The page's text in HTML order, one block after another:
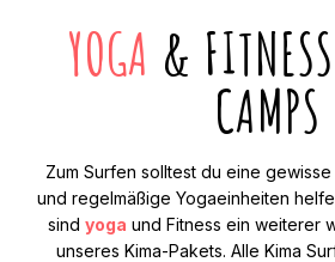
YOGA &
CAMPS
Zum Surfen solltest du eine
und regelmäßige Yogaeinheiten
sind yoga und Fitness ein weiterer
unseres Kima-Pakets. Alle Kima